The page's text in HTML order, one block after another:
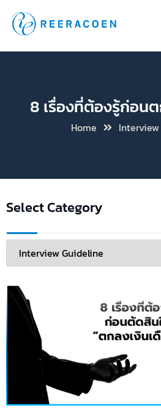
8 เรื่องที่ต้องรู้ก่อน
Home
Select Category